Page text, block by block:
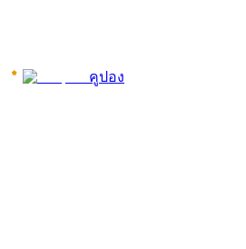
คูปอง